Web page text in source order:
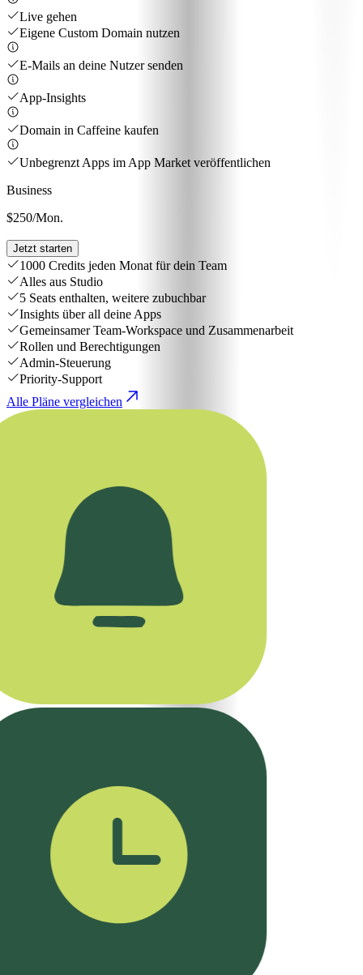
Live gehen
Eigene Custom Domain nutzen
E-Mails an deine Nutzer senden
App-Insights
Domain in Caffeine kaufen
Unbegrenzt Apps im App Market veröffentlichen
Business
$250/Mon.
Jetzt starten
1000 Credits jeden Monat für dein Team
Alles aus Studio
5 Seats enthalten, weitere zubuchbar
Insights über all deine Apps
Gemeinsamer Team-Workspace und Zusammenarbeit
Rollen und Berechtigungen
Admin-Steuerung
Priority-Support
Alle Pläne vergleichen